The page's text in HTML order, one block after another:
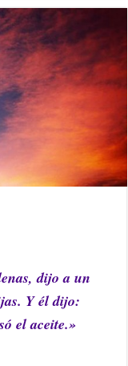
dijo a un
Y él dijo:
el aceite.»